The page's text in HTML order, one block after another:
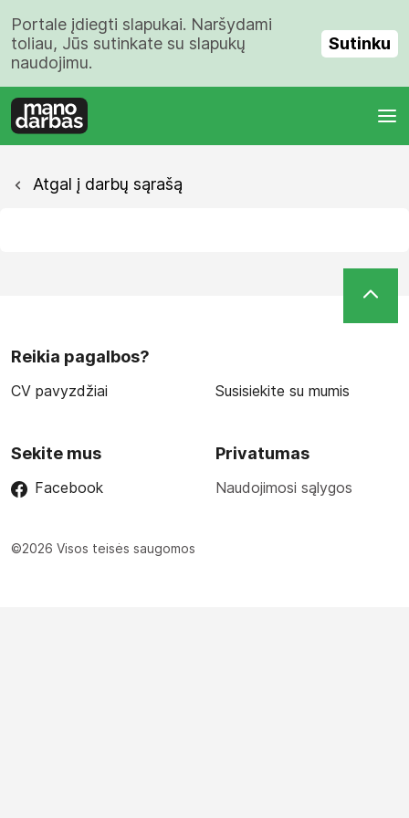
Portale įdiegti slapukai. Naršydami
toliau, Jūs sutinkate su slapukų
naudojimu.
Sutinku
Atgal į darbų sąrašą
Reikia pagalbos?
CV pavyzdžiai Susisiekite su mumis
Sekite mus
Facebook
Privatumas
Naudojimosi sąlygos
©2026 Visos teisės saugomos